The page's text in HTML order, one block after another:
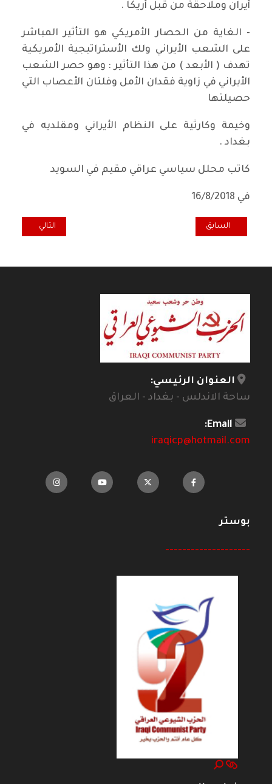
أيران وملاحقة من قبل أريكا .
- الغاية من الحصار الأمريكي هو التأثير المباشر
على الشعب الأيراني ولك الأستراتيجية الأمريكية
تهدف ( الأبعد ) من هذا التأثير : وهو حصر الشعب
الأيراني في زاوية فقدان الأمل وفلتان الأعصاب التي
حصيلتها
وخيمة وكارثية على النظام الأيراني ومقلديه في
بغداد .
كاتب محلل سياسي عراقي مقيم في السويد
في 16/8/2018
المقال السابق: الفوضى الخلاقة (هدية ملغومة) من الادارة الامريكية
السابق المقال التالي:
التالي
العنوان الرئيسي:
ساحة الاندلس - بغداد - العراق
Email:
iraqicp@hotmail.com
بوستر
--------------------